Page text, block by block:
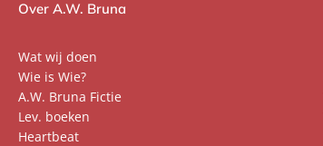
Over A.W. Bruna
Wat wij doen
Wie is Wie?
A.W. Bruna Fictie
Lev. boeken
Heartbeat